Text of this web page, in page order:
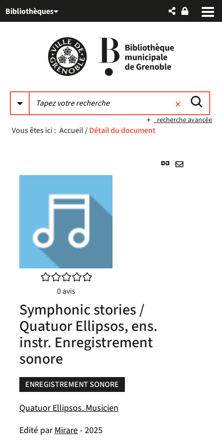
au
auBibliothèques
recherche avancée
Vous êtes ici : Accueil/Détail du document
Lien
/5
0avis
Symphonic stories /
Quatuor Ellipsos, ens.
instr. Enregistrement
sonore
ENREGISTREMENT SONORE
Quatuor Ellipsos. Musicien
Edité parMirare- 2025